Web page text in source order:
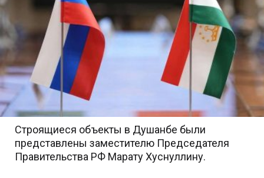
Строящиеся объекты в Душанбе были
представлены заместителю Председателя
Правительства РФ Марату Хуснуллину.